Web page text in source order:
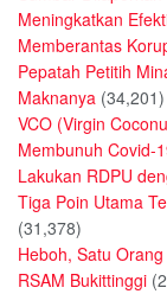
Meningkatkan
Memberantas
Pepatah Petitih
Maknanya (34,201)
VCO (Virgin
Membunuh Covid-
Lakukan RDPU
Tiga Poin Utama
(31,378)
Heboh, Satu
RSAM Bukittinggi